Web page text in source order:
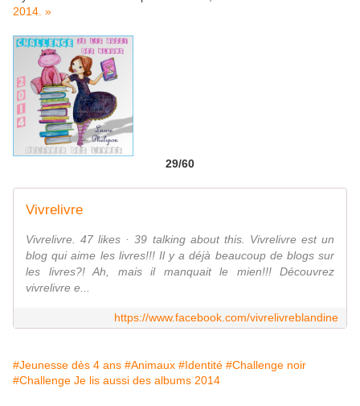
2014. »
29/60
Vivrelivre
Vivrelivre. 47 likes · 39 talking about this. Vivrelivre est un
blog qui aime les livres!!! Il y a déjà beaucoup de blogs sur
les livres?! Ah, mais il manquait le mien!!! Découvrez
vivrelivre e...
https://www.facebook.com/vivrelivreblandine
#Jeunesse dès 4 ans #Animaux #Identité #Challenge noir
#Challenge Je lis aussi des albums 2014